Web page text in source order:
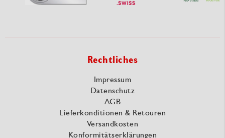
Rechtliches
Impressum
Datenschutz
AGB
Lieferkonditionen & Retouren
Versandkosten
Konformitätserklärungen